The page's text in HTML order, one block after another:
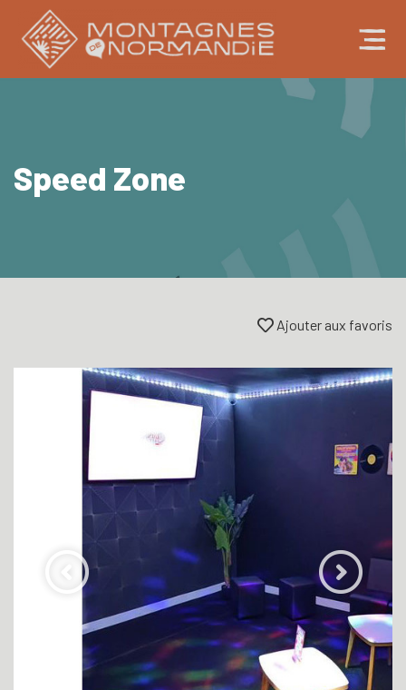
Speed Zone
Ajouter aux favoris